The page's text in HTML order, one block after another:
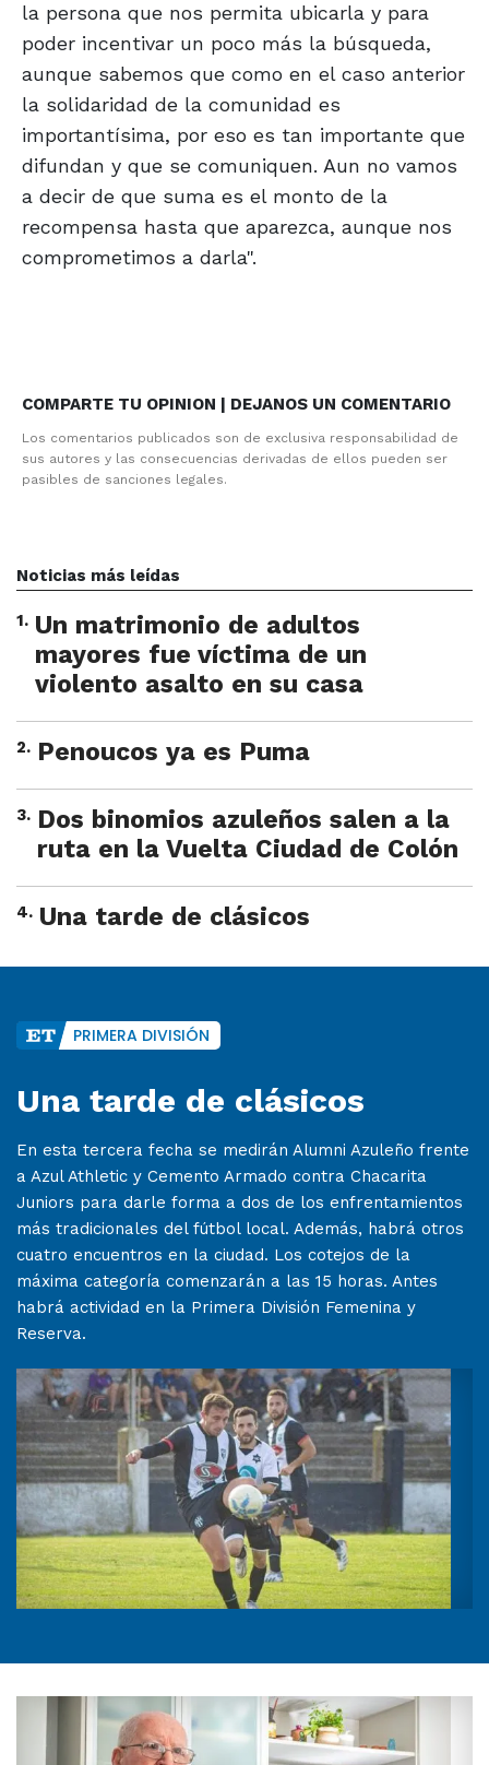
la persona que nos permita ubicarla y para
poder incentivar un poco más la búsqueda,
aunque sabemos que como en el caso anterior
la solidaridad de la comunidad es
importantísima, por eso es tan importante que
difundan y que se comuniquen. Aun no vamos
a decir de que suma es el monto de la
recompensa hasta que aparezca, aunque nos
comprometimos a darla".
COMPARTE TU OPINION | DEJANOS UN COMENTARIO
Los comentarios publicados son de exclusiva responsabilidad de
sus autores y las consecuencias derivadas de ellos pueden ser
pasibles de sanciones legales.
Noticias más leídas
1. Un matrimonio de adultos
mayores fue víctima de un
violento asalto en su casa
2. Penoucos ya es Puma
3. Dos binomios azuleños salen a la
ruta en la Vuelta Ciudad de Colón
4. Una tarde de clásicos
PRIMERA DIVISIÓN
Una tarde de clásicos
En esta tercera fecha se medirán Alumni Azuleño frente
a Azul Athletic y Cemento Armado contra Chacarita
Juniors para darle forma a dos de los enfrentamientos
más tradicionales del fútbol local. Además, habrá otros
cuatro encuentros en la ciudad. Los cotejos de la
máxima categoría comenzarán a las 15 horas. Antes
habrá actividad en la Primera División Femenina y
Reserva.